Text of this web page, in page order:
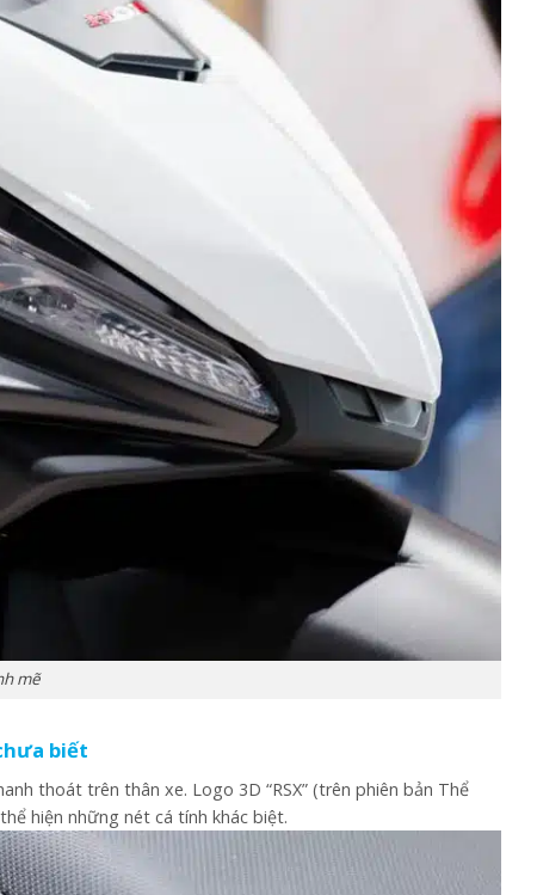
mẽ
biết
thoát trên thân xe. Logo 3D “RSX” (trên phiên bản Thể
hiện những nét cá tính khác biệt.